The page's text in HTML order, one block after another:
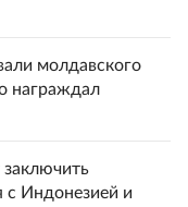
молдавского
награждал
с Индонезией и